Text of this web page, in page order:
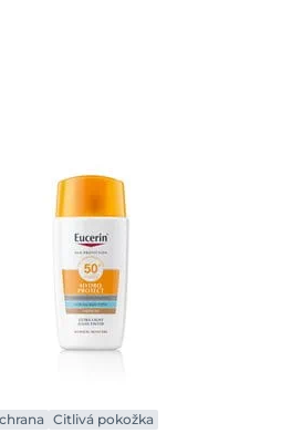
Citlivá pokožka